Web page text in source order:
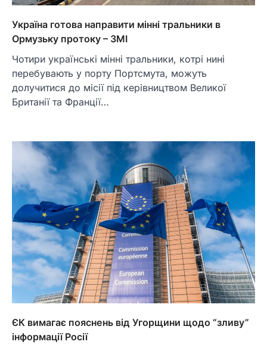
Україна готова направити мінні тральники в
Ормузьку протоку – ЗМІ
Чотири українські мінні тральники, котрі нині
перебувають у порту Портсмута, можуть
долучитися до місії під керівництвом Великої
Британії та Франції…
ЄК вимагає пояснень від Угорщини щодо “зливу”
інформації Росії